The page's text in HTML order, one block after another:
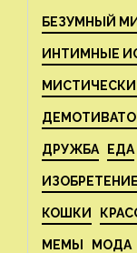
БЕЗУМНЫЙ
ИНТИМНЫЕ
ДРУЖБА ЕДА
ИЗОБРЕТЕНИЕ
КОШКИ
МЕМЫ МОДА